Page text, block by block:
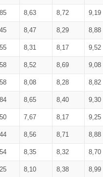
8,63 8,72 9,19
8,47 8,29 8,88
8,31 8,17 9,52
8,52 8,69 9,08
8,08 8,28 8,82
8,65 8,40 9,30
7,67 8,17 9,25
8,56 8,71 8,88
8,35 8,32 8,70
8,10 8,38 8,99